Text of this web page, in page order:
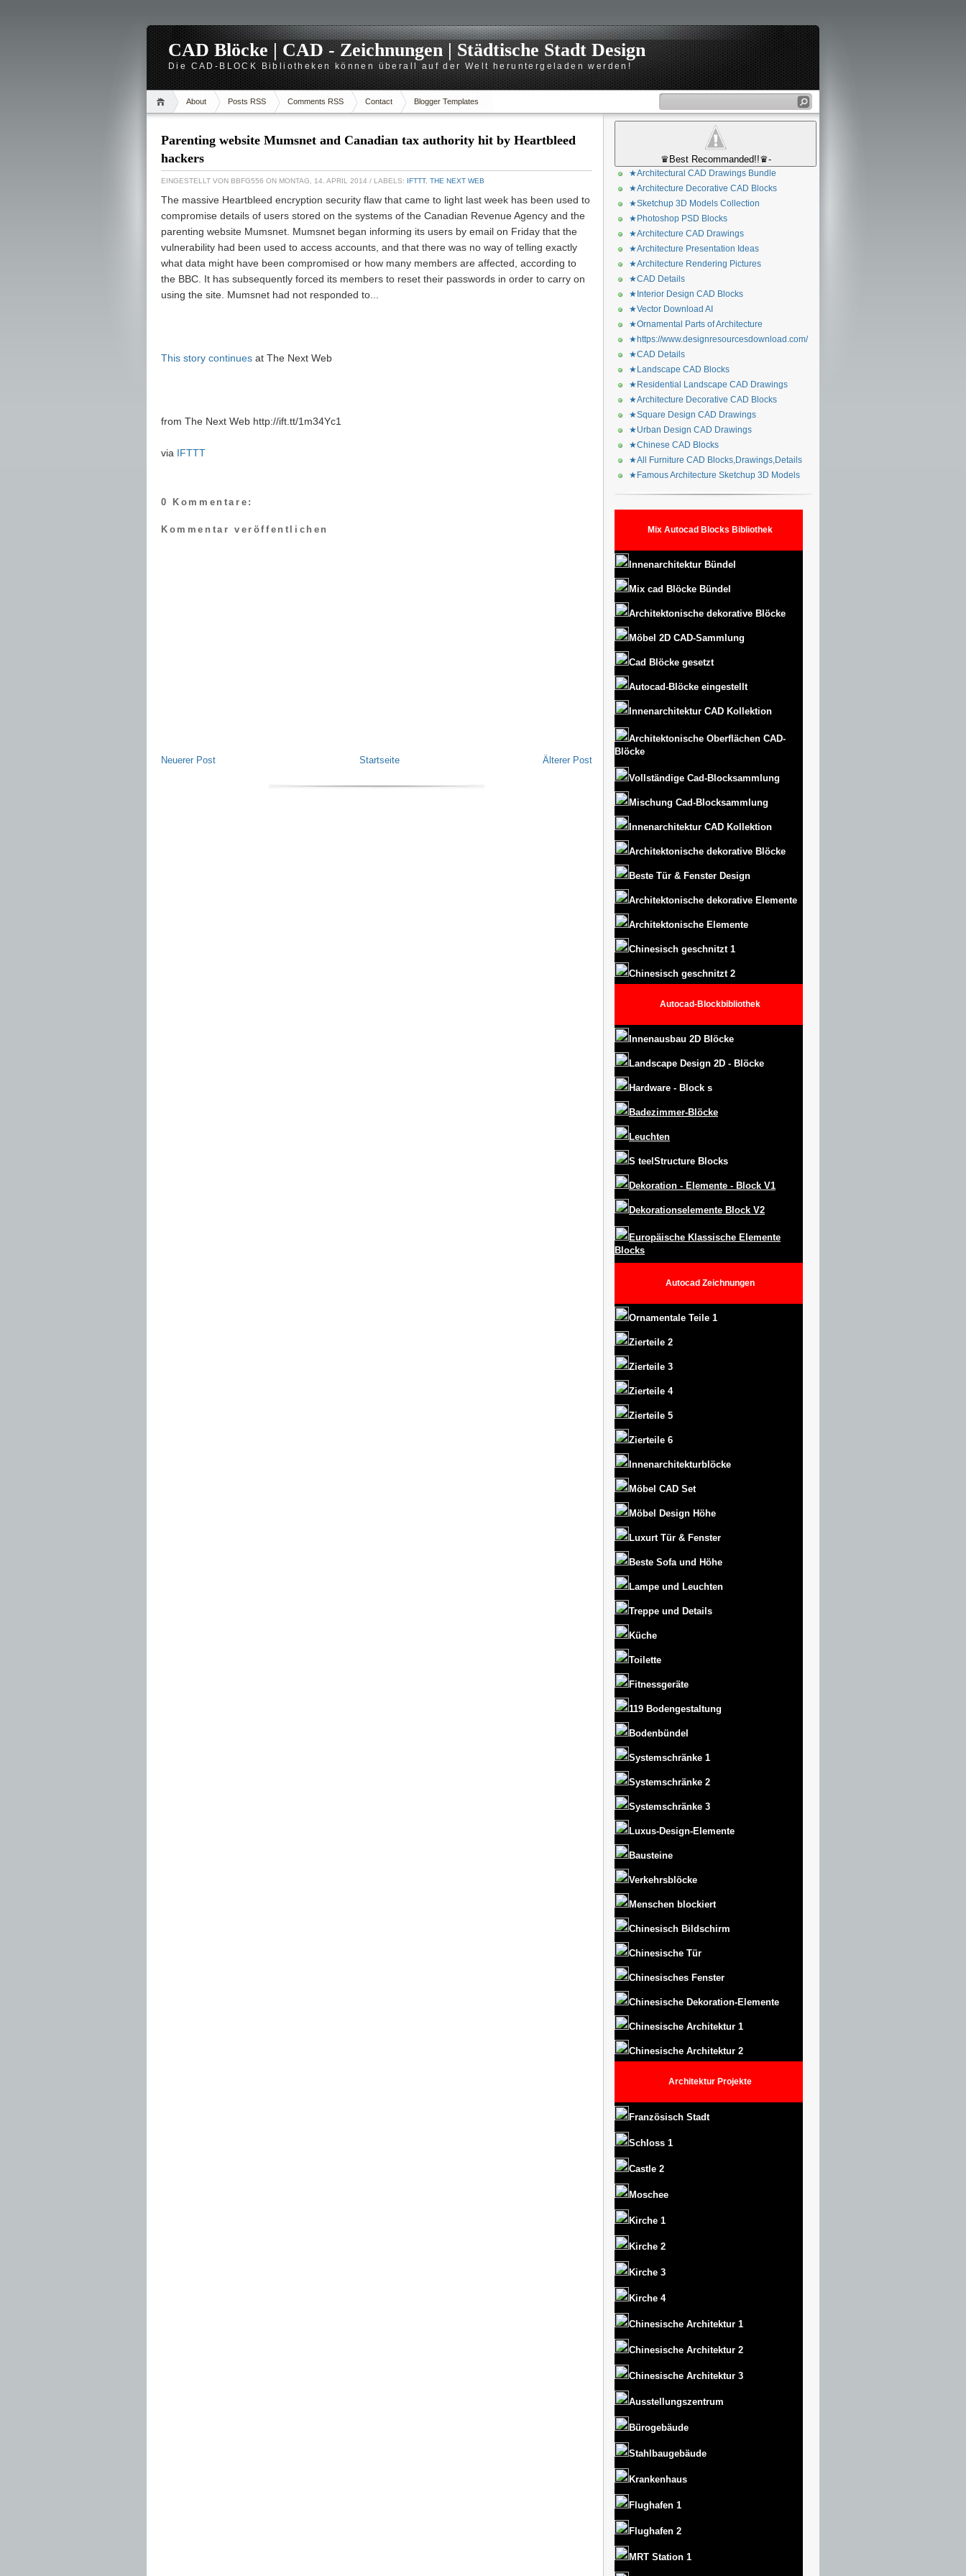
CAD Blöcke | CAD - Zeichnungen | Städtische Stadt Design
Die CAD-BLOCK Bibliotheken können überall auf der Welt heruntergeladen werden!
About Posts RSS Comments RSS Contact Blogger Templates
Parenting website Mumsnet and Canadian tax authority hit by Heartbleed
hackers
EINGESTELLT VON BBFG556 ON MONTAG, 14. APRIL 2014 / LABELS: IFTTT, THE NEXT WEB
The massive Heartbleed encryption security flaw that came to light last week has been used to
compromise details of users stored on the systems of the Canadian Revenue Agency and the
parenting website Mumsnet. Mumsnet began informing its users by email on Friday that the
vulnerability had been used to access accounts, and that there was no way of telling exactly
what data might have been compromised or how many members are affected, according to
the BBC. It has subsequently forced its members to reset their passwords in order to carry on
using the site. Mumsnet had not responded to...
This story continues at The Next Web
from The Next Web http://ift.tt/1m34Yc1
via IFTTT
0 Kommentare:
Kommentar veröffentlichen
Neuerer Post Älterer Post
Startseite
♛Best Recommanded!!♛-
★Architectural CAD Drawings Bundle
★Architecture Decorative CAD Blocks
★Sketchup 3D Models Collection
★Photoshop PSD Blocks
★Architecture CAD Drawings
★Architecture Presentation Ideas
★Architecture Rendering Pictures
★CAD Details
★Interior Design CAD Blocks
★Vector Download AI
★Ornamental Parts of Architecture
★https://www.designresourcesdownload.com/
★CAD Details
★Landscape CAD Blocks
★Residential Landscape CAD Drawings
★Architecture Decorative CAD Blocks
★Square Design CAD Drawings
★Urban Design CAD Drawings
★Chinese CAD Blocks
★All Furniture CAD Blocks,Drawings,Details
★Famous Architecture Sketchup 3D Models
Mix Autocad Blocks Bibliothek
Innenarchitektur Bündel
Mix cad Blöcke Bündel
Architektonische dekorative Blöcke
Möbel 2D CAD-Sammlung
Cad Blöcke gesetzt
Autocad-Blöcke eingestellt
Innenarchitektur CAD Kollektion
Architektonische Oberflächen CAD-
Blöcke
Vollständige Cad-Blocksammlung
Mischung Cad-Blocksammlung
Innenarchitektur CAD Kollektion
Architektonische dekorative Blöcke
Beste Tür & Fenster Design
Architektonische dekorative Elemente
Architektonische Elemente
Chinesisch geschnitzt 1
Chinesisch geschnitzt 2
Autocad-Blockbibliothek
Innenausbau 2D Blöcke
Landscape Design 2D - Blöcke
Hardware - Block s
Badezimmer-Blöcke
Leuchten
S teel Structure Blocks
Dekoration - Elemente - Block V1
Dekorationselemente Block V2
Europäische Klassische Elemente
Blocks
Autocad Zeichnungen
Ornamentale Teile 1
Zierteile 2
Zierteile 3
Zierteile 4
Zierteile 5
Zierteile 6
Innenarchitekturblöcke
Möbel CAD Set
Möbel Design Höhe
Luxurt Tür & Fenster
Beste Sofa und Höhe
Lampe und Leuchten
Treppe und Details
Küche
Toilette
Fitnessgeräte
119 Bodengestaltung
Bodenbündel
Systemschränke 1
Systemschränke 2
Systemschränke 3
Luxus-Design-Elemente
Bausteine
Verkehrsblöcke
Menschen blockiert
Chinesisch Bildschirm
Chinesische Tür
Chinesisches Fenster
Chinesische Dekoration-Elemente
Chinesische Architektur 1
Chinesische Architektur 2
Architektur Projekte
Französisch Stadt
Schloss 1
Castle 2
Moschee
Kirche 1
Kirche 2
Kirche 3
Kirche 4
Chinesische Architektur 1
Chinesische Architektur 2
Chinesische Architektur 3
Ausstellungszentrum
Bürogebäude
Stahlbaugebäude
Krankenhaus
Flughafen 1
Flughafen 2
MRT Station 1